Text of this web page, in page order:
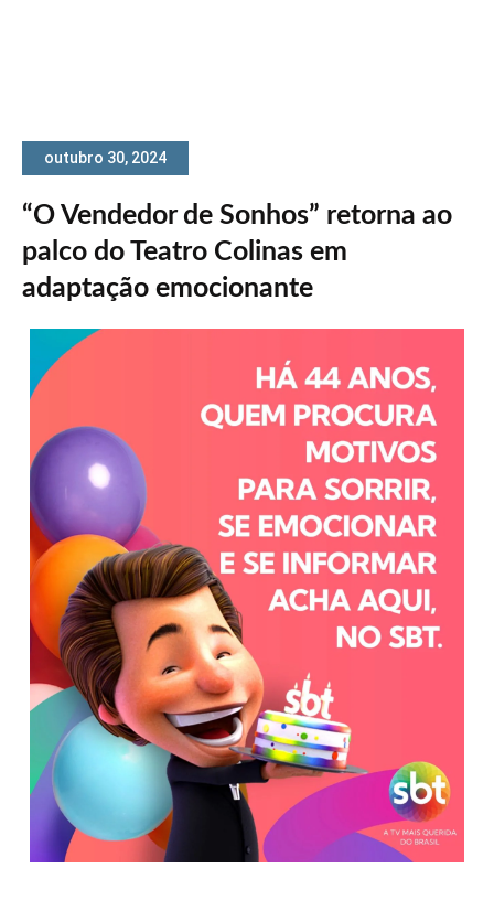
outubro 30, 2024
“O Vendedor de Sonhos” retorna ao
palco do Teatro Colinas em
adaptação emocionante